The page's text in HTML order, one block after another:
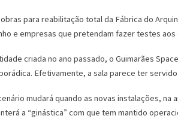
para reabilitação total da Fábrica do
e empresas que pretendam fazer testes
criada no ano passado, o Guimarães
Efetivamente, a sala parece ter
mudará quando as novas instalações,
a “ginástica” com que tem mantido